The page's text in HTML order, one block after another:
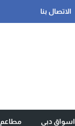
الاتصال بنا
اسواق دبي مطاعم